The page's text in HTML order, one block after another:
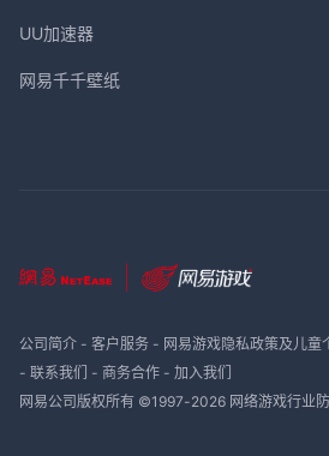
UU加速器
网易千千壁纸
公司简介- 客户服务- 网易游戏隐私政策及儿童
- 联系我们 - 商务合作- 加入我们
网易公司版权所有 ©1997-2026 网络游戏行业